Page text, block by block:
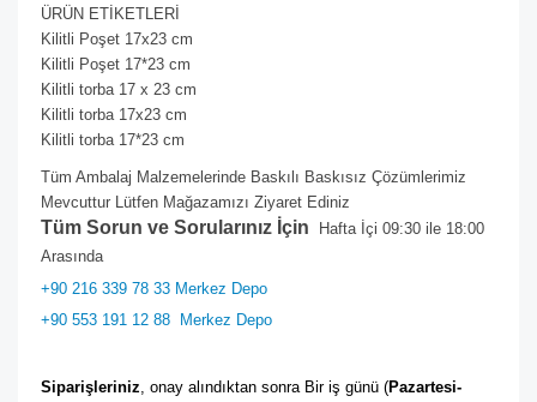
ÜRÜN ETİKETLERİ
Kilitli Poşet 17x23 cm
Kilitli Poşet 17*23 cm
Kilitli torba 17 x 23 cm
Kilitli torba 17x23 cm
Kilitli torba 17*23 cm
Tüm Ambalaj Malzemelerinde Baskılı Baskısız Çözümlerimiz
Mevcuttur Lütfen Mağazamızı Ziyaret Ediniz
Tüm Sorun ve Sorularınız İçin Hafta İçi 09:30 ile 18:00
Arasında
+90 216 339 78 33 Merkez Depo
+90 553 191 12 88 Merkez Depo
Siparişleriniz, onay alındıktan sonra Bir iş günü (Pazartesi-